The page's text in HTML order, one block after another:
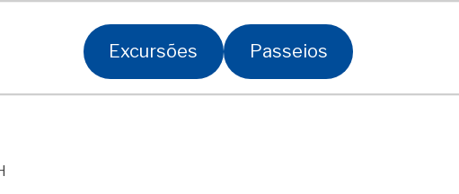
Excursões Passeios